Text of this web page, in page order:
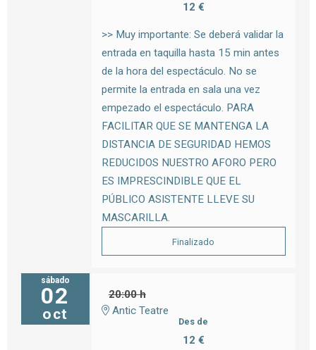
12 €
>> Muy importante: Se deberá validar la
entrada en taquilla hasta 15 min antes
de la hora del espectáculo. No se
permite la entrada en sala una vez
empezado el espectáculo. PARA
FACILITAR QUE SE MANTENGA LA
DISTANCIA DE SEGURIDAD HEMOS
REDUCIDOS NUESTRO AFORO PERO
ES IMPRESCINDIBLE QUE EL
PÚBLICO ASISTENTE LLEVE SU
MASCARILLA.
Finalizado
sábado
02
oct
20:00 h
Antic Teatre
Des de
12 €